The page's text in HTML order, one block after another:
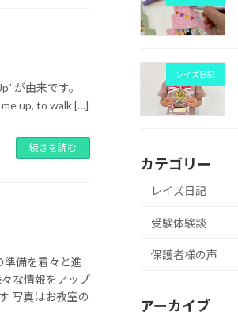
が由来です。
up, to walk […]
続きを読む
準備を着々と進
な情報をアップ
写真はお教室の
レイズ日記
カテゴリー
レイズ日記
受験体験談
保護者様の声
アーカイブ